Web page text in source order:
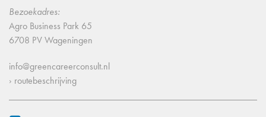
Bezoekadres:
Agro Business Park 65
6708 PV Wageningen
info@greencareerconsult.nl
› routebeschrijving